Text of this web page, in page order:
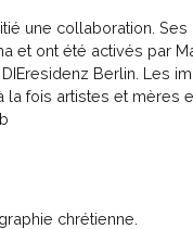
une collaboration. Ses
ont été activés par
Berlin. Les
fois artistes et mères
chrétienne.